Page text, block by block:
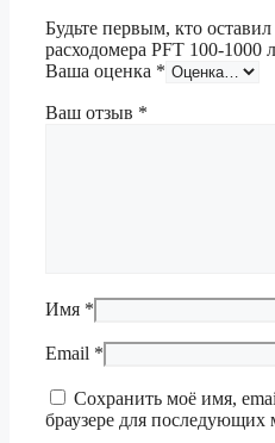
Будьте первым, кто
расходомера PFT 100-1000
Ваша оценка *
Ваш отзыв *
Имя *
Email *
Сохранить моё имя,
браузере для последующих